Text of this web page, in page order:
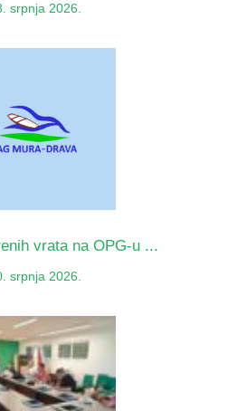
srpnja 2026.
vrata na OPG-u ...
srpnja 2026.